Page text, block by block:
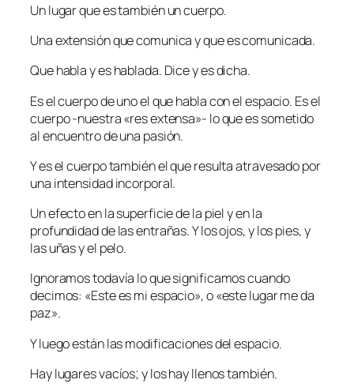
Un lugar que es también un cuerpo.
Una extensión que comunica y que es comunicada.
Que habla y es hablada. Dice y es dicha.
Es el cuerpo de uno el que habla con el espacio. Es el
cuerpo -nuestra «res extensa»- lo que es sometido
al encuentro de una pasión.
Y es el cuerpo también el que resulta atravesado por
una intensidad incorporal.
Un efecto en la superficie de la piel y en la
profundidad de las entrañas. Y los ojos, y los pies, y
las uñas y el pelo.
Ignoramos todavía lo que significamos cuando
decimos: «Este es mi espacio», o «este lugar me da
paz».
Y luego están las modificaciones del espacio.
Hay lugares vacíos; y los hay llenos también.